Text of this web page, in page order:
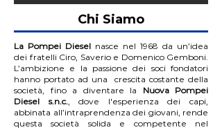
Chi Siamo
La Pompei Diesel nasce nel 1968 da un’idea
dei fratelli Ciro, Saverio e Domenico Gemboni.
L’ambizione e la passione dei soci fondatori
hanno portato ad una crescita costante della
società, fino a diventare la Nuova Pompei
Diesel s.n.c., dove l'esperienza dei capi,
abbinata all’intraprendenza dei giovani, rende
questa società solida e competente nel